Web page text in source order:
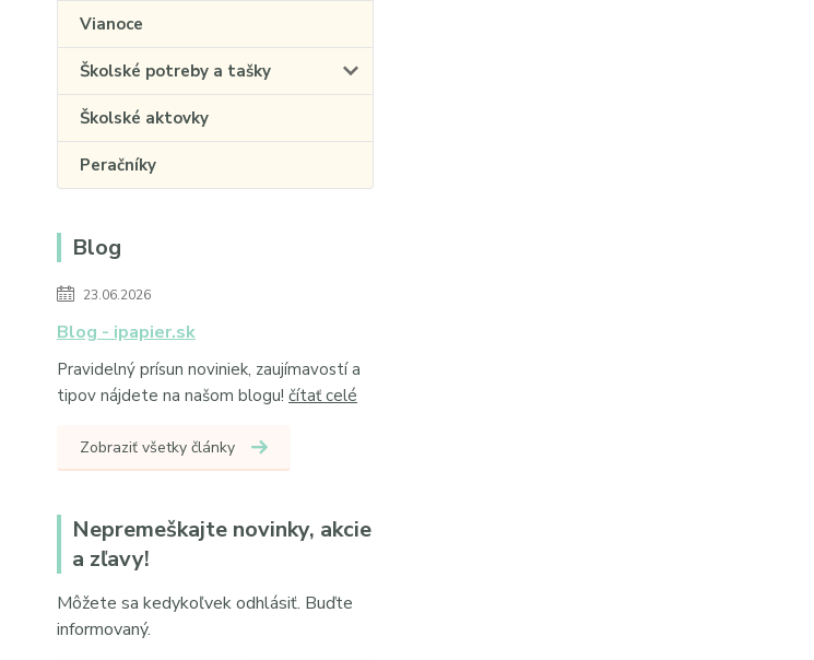
Vianoce
Školské potreby a tašky
Školské aktovky
Peračníky
Blog
23.06.2026
Blog - ipapier.sk
Pravidelný prísun noviniek, zaujímavostí a
tipov nájdete na našom blogu! čítať celé
Zobraziť všetky články
Nepremeškajte novinky, akcie
a zľavy!
Môžete sa kedykoľvek odhlásiť. Buďte
informovaný.